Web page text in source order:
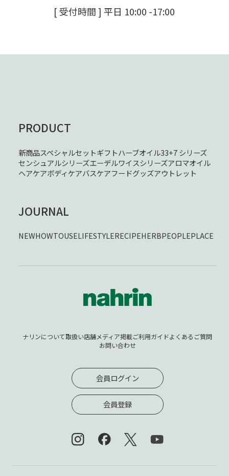
[ 受付時間 ] 平日 10:00 -17:00
PRODUCT
新商品スペシャルセットギフトハーブオイル33+7 シリーズ
センシュアルシリーズエーデルワイスシリーズアロマオイル
ヘアケアボディケアバスケアフードグッズアウトレット
JOURNAL
NEWHOWTOUSELIFESTYLERECIPEHERBPEOPLEPLACE
ナリンについて取扱い店舗メディア掲載ご利用ガイドよくあるご質問
お問い合わせ
会員ログイン
会員登録